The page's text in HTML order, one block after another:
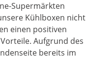
Supermärkten
Kühlboxen nicht
einen positiven
Aufgrund des
bereits im